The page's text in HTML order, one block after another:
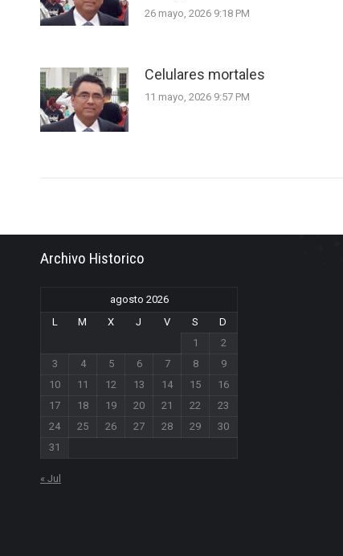
26 mayo, 2026 9:18 PM
Celulares mortales
11 mayo, 2026 9:57 PM
Archivo Historico
agosto 2026
L
M X J V S
D
1
2
3
4 5 6 7 8
9
10
11 12 13 14 15
16
17
18 19 20 21 22
23
24
25 26 27 28 29
30
31
« Jul